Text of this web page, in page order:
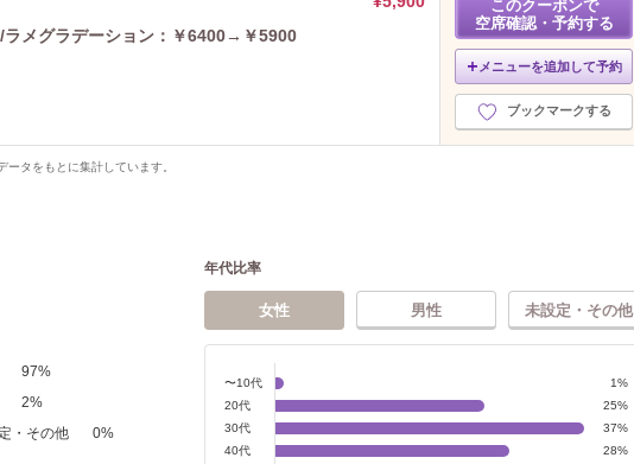
/ラメグラデーション：￥6400→￥5900
このクーポンで
空席確認・予約する
メニューを追加して予約
ブックマークする
タをもとに集計しています。
97%
2%
・その他
0%
年代比率
女性 男性 未設定・その他
〜10代
1%
20代
25%
30代
37%
40代
28%